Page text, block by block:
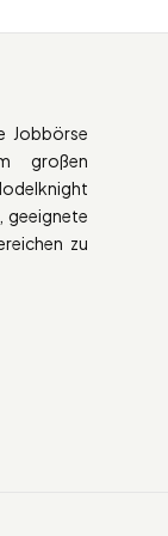
Jobbörse
großen
geeignete
zu